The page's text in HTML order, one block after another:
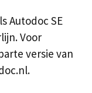
Autodoc SE
Voor
versie van